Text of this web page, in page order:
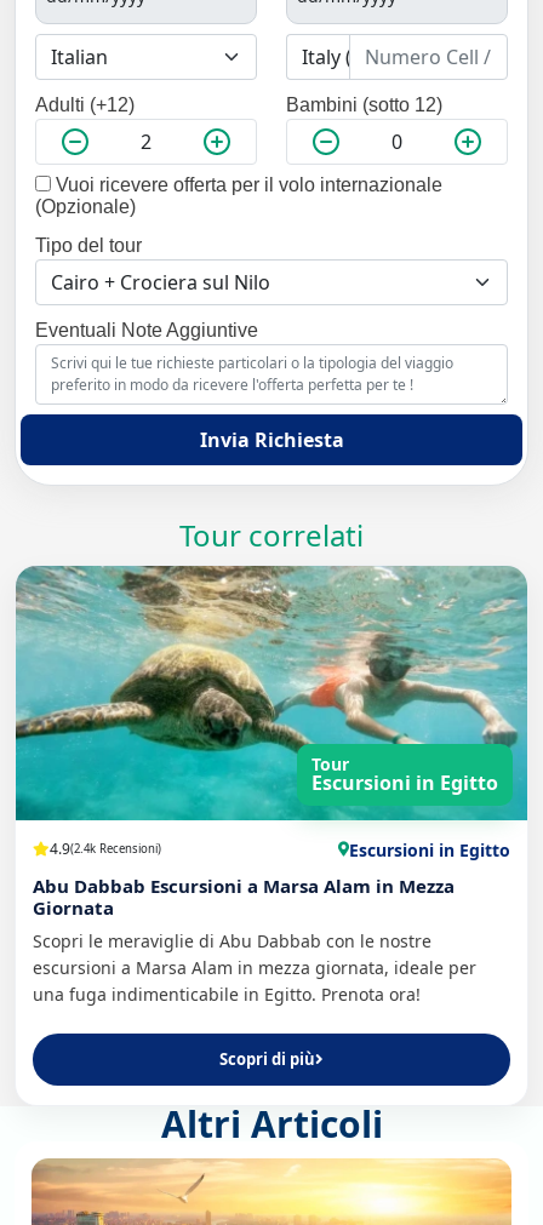
Adulti (+12) Bambini (sotto 12)
Vuoi ricevere offerta per il volo internazionale
(Opzionale)
Tipo del tour
Eventuali Note Aggiuntive
Invia Richiesta
Tour correlati
Tour
Escursioni in Egitto
4.9(2.4k Recensioni) Escursioni in Egitto
Abu Dabbab Escursioni a Marsa Alam in Mezza
Giornata
Scopri le meraviglie di Abu Dabbab con le nostre
escursioni a Marsa Alam in mezza giornata, ideale per
una fuga indimenticabile in Egitto. Prenota ora!
Scopri di più
Altri Articoli